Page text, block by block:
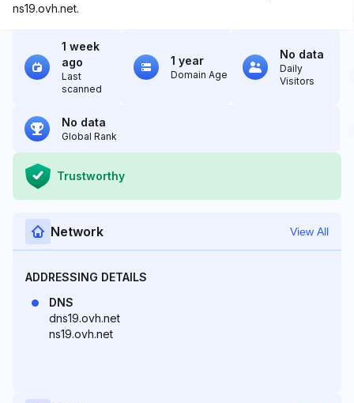
ns19.ovh.net.
1 week
ago
Last
scanned
1 year
Domain Age
No data
Daily
Visitors
No data
Global Rank
Trustworthy
Network View All
ADDRESSING DETAILS
DNS
dns19.ovh.net
ns19.ovh.net